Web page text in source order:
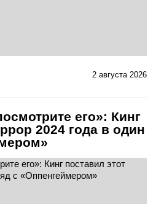
2 августа 2026
его»: Кинг
2024 года в один